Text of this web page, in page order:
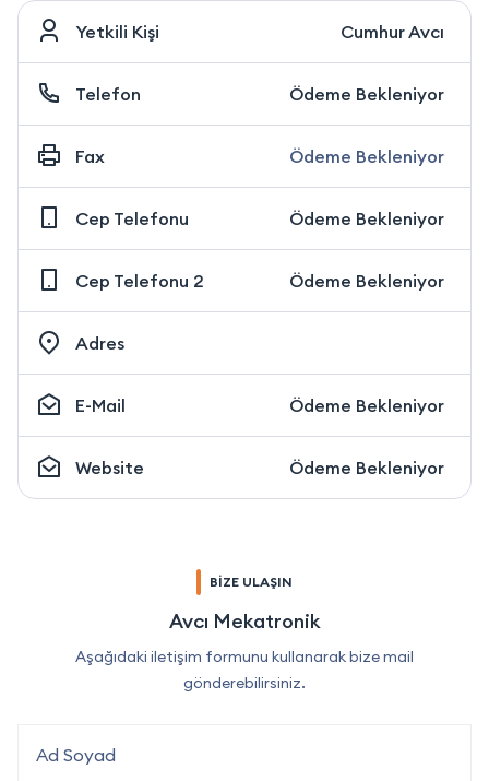
Yetkili Kişi Cumhur Avcı
Telefon Ödeme Bekleniyor
Fax Ödeme Bekleniyor
Cep Telefonu Ödeme Bekleniyor
Cep Telefonu 2 Ödeme Bekleniyor
Adres
E-Mail Ödeme Bekleniyor
Website Ödeme Bekleniyor
BİZE ULAŞIN
Avcı Mekatronik
Aşağıdaki iletişim formunu kullanarak bize mail
gönderebilirsiniz.